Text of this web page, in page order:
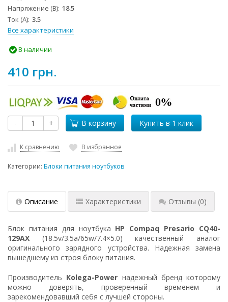
Напряжение (В) 18.5
Ток (А) 3.5
Все характеристики
В наличии
410 грн.
- + В корзину
К сравнению В избранное
Категории: Блоки питания ноутбуков
Описание Характеристики Отзывы (0)
Блок питания для ноутбука HP Compaq Presario CQ40-
129AX (18.5v/3.5a/65w/7.4×5.0) качественный аналог
оригинального зарядного устройства. Надежная замена
вышедшему из строя блоку питания.
Производитель Kolega-Power надежный бренд которому
можно доверять, проверенный временем и
зарекомендовавший себя с лучшей стороны.